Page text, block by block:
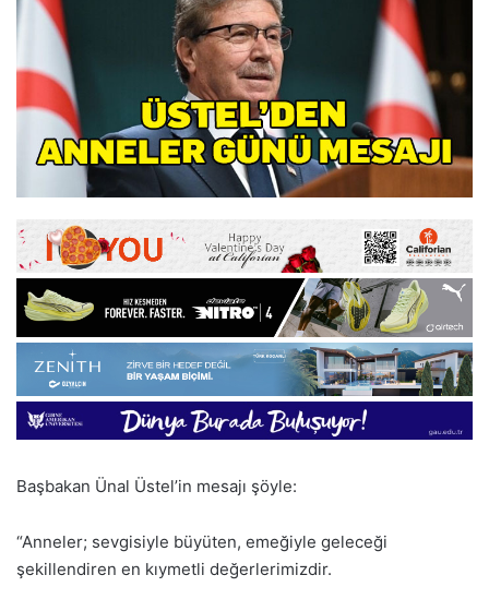
Başbakan Ünal Üstel’in mesajı şöyle:
“Anneler; sevgisiyle büyüten, emeğiyle geleceği
şekillendiren en kıymetli değerlerimizdir.